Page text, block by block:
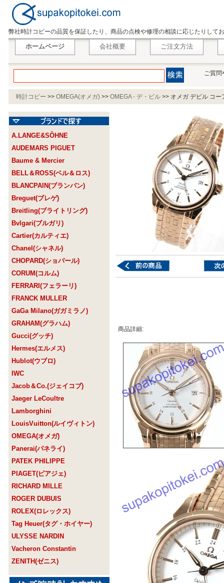
弊社時計コピーの品質を保証したり、商品の点検や修理の相談に応じたりして
ホームページ 会社概要 ご注文方法
ご質問
時計コピー >> OMEGA(オメガ) >> OMEGA - デ・ビル >> オメガ デビル コ
A.LANGE&SÖHNE
AUDEMARS PIGUET
Baume & Mercier
BELL＆ROSS(ベル＆ロス)
BLANCPAIN(ブランパン)
Breguet(ブレゲ)
Breitling(ブライトリング)
Bvlgari(ブルガリ)
Cartier(カルティエ)
Chanel(シャネル)
CHOPARD(ショパール)
CORUM(コルム)
FERRARI(フェラーリ)
FRANCK MULLER
GaGa Milano(ガガミラノ)
GRAHAM(グラハム)
Gucci(グッチ)
Hermes(エルメス)
Hublot(ウブロ)
IWC
Jacob＆Co.(ジェイコブ)
Jaeger LeCoultre
Lamborghini
LouisVuitton(ルイヴィトン)
OMEGA(オメガ)
Panerai(パネライ)
PATEK PHILIPPE
PIAGET(ピアジェ)
RICHARD MILLE
ROGER DUBUIS
ROLEX(ロレックス)
Tag Heuer(タグ・ホイヤー)
ULYSSE NARDIN
Vacheron Constantin
ZENITH(ゼニス)
商品詳細: